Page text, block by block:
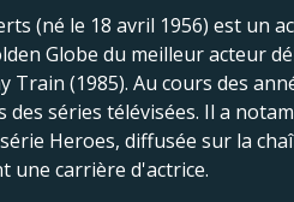
(né le 18 avril 1956) est un
Globe du meilleur acteur
Train (1985). Au cours des
des séries télévisées. Il a
Heroes, diffusée sur la
une carrière d'actrice.